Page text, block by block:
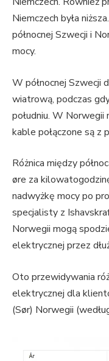
Niemczech była
północnej Szwecji i
mocy.
W północnej Szwecji
wiatrową, podczas
południu. W
kable połączone są z
Różnica między
øre za
nadwyżkę mocy po
specjalisty z
Norwegii mogą
elektrycznej przez
Oto przewidywania
elektrycznej dla
(Sør) Norwegii